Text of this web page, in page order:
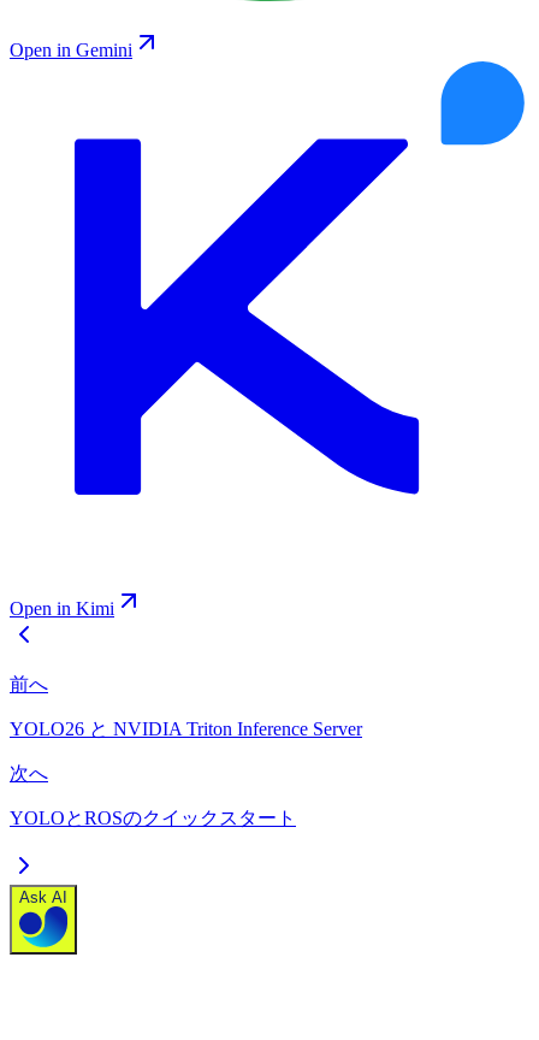
Open in Gemini
Open in Kimi
前へ
YOLO26 と NVIDIA Triton Inference Server
次へ
YOLOとROSのクイックスタート
Ask AI